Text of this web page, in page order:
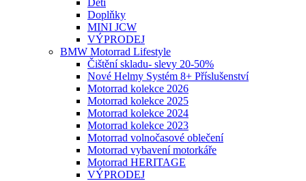
Děti
Doplňky
MINI JCW
VÝPRODEJ
BMW Motorrad Lifestyle
Čištění skladu- slevy 20-50%
Nové Helmy Systém 8+ Příslušenství
Motorrad kolekce 2026
Motorrad kolekce 2025
Motorrad kolekce 2024
Motorrad kolekce 2023
Motorrad volnočasové oblečení
Motorrad vybavení motorkáře
Motorrad HERITAGE
VÝPRODEJ